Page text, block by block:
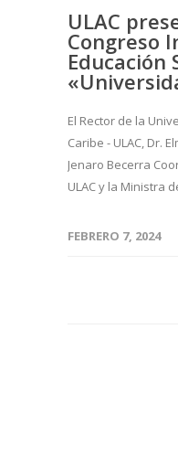
ULAC
Congreso
Educación
El Rector de la
Caribe - ULAC, Dr.
Jenaro Becerra
ULAC y la Ministra
FEBRERO 7, 2024